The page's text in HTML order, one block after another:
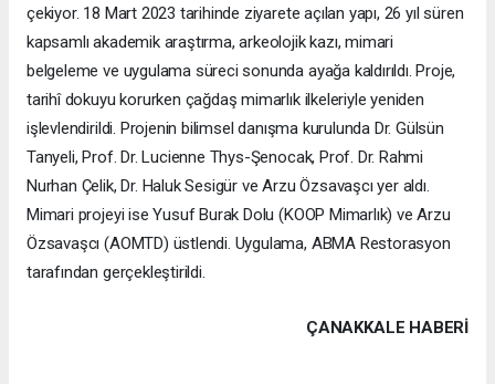
çekiyor. 18 Mart 2023 tarihinde ziyarete açılan yapı, 26 yıl süren
kapsamlı akademik araştırma, arkeolojik kazı, mimari
belgeleme ve uygulama süreci sonunda ayağa kaldırıldı. Proje,
tarihî dokuyu korurken çağdaş mimarlık ilkeleriyle yeniden
işlevlendirildi. Projenin bilimsel danışma kurulunda Dr. Gülsün
Tanyeli, Prof. Dr. Lucienne Thys-Şenocak, Prof. Dr. Rahmi
Nurhan Çelik, Dr. Haluk Sesigür ve Arzu Özsavaşcı yer aldı.
Mimari projeyi ise Yusuf Burak Dolu (KOOP Mimarlık) ve Arzu
Özsavaşcı (AOMTD) üstlendi. Uygulama, ABMA Restorasyon
tarafından gerçekleştirildi.
ÇANAKKALE HABERİ